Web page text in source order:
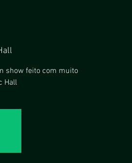
show feito com muito
Hall